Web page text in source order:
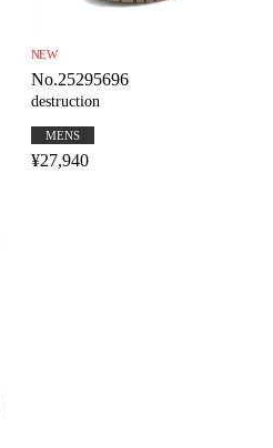
NEW
No.25295696
destruction
MENS
¥27,940